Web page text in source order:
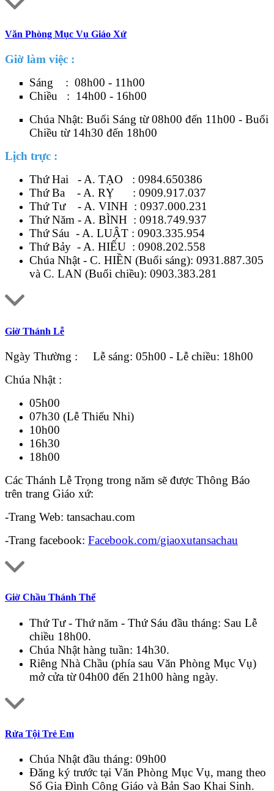
Văn Phòng Mục Vụ Giáo Xứ
Giờ làm việc :
Sáng : 08h00 - 11h00
Chiều : 14h00 - 16h00
Chúa Nhật: Buổi Sáng từ 08h00 đến 11h00 - Buổi
Chiều từ 14h30 đến 18h00
Lịch trực :
Thứ Hai - A. TẠO : 0984.650386
Thứ Ba - A. RỴ : 0909.917.037
Thứ Tư - A. VINH : 0937.000.231
Thứ Năm - A. BÌNH : 0918.749.937
Thứ Sáu - A. LUẬT : 0903.335.954
Thứ Bảy - A. HIẾU : 0908.202.558
Chúa Nhật - C. HIỀN (Buổi sáng): 0931.887.305
và C. LAN (Buổi chiều): 0903.383.281
Giờ Thánh Lễ
Ngày Thường : Lễ sáng: 05h00 - Lễ chiều: 18h00
Chúa Nhật :
05h00
07h30 (Lễ Thiếu Nhi)
10h00
16h30
18h00
Các Thánh Lễ Trọng trong năm sẽ được Thông Báo
trên trang Giáo xứ:
-Trang Web: tansachau.com
-Trang facebook: Facebook.com/giaoxutansachau
Giờ Chầu Thánh Thể
Thứ Tư - Thứ năm - Thứ Sáu đầu tháng: Sau Lễ
chiều 18h00.
Chúa Nhật hàng tuần: 14h30.
Riêng Nhà Chầu (phía sau Văn Phòng Mục Vụ)
mở cửa từ 04h00 đến 21h00 hàng ngày.
Rửa Tội Trẻ Em
Chúa Nhật đầu tháng: 09h00
Đăng ký trước tại Văn Phòng Mục Vụ, mang theo
Sổ Gia Đình Công Giáo và Bản Sao Khai Sinh.